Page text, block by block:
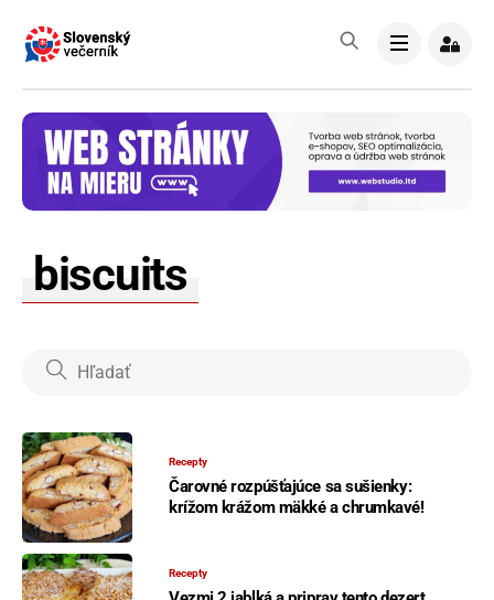
content
Menu
biscuits
Recepty
Čarovné rozpúšťajúce sa sušienky:
krížom krážom mäkké a chrumkavé!
Recepty